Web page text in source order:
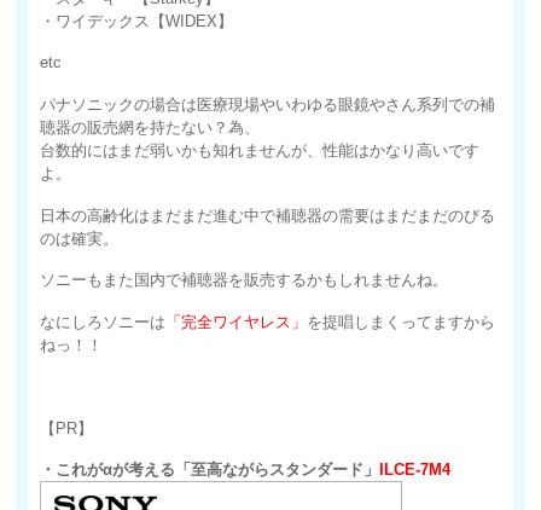
・ワイデックス【WIDEX】
etc
パナソニックの場合は医療現場やいわゆる眼鏡やさん系列での補
聴器の販売網を持たない？為、
台数的にはまだ弱いかも知れませんが、性能はかなり高いです
よ。
日本の高齢化はまだまだ進む中で補聴器の需要はまだまだのびる
のは確実。
ソニーもまた国内で補聴器を販売するかもしれませんね。
なにしろソニーは 「完全ワイヤレス」 を提唱しまくってますから
ねっ！！
【PR】
・これがαが考える「至高ながらスタンダード」 ILCE-7M4